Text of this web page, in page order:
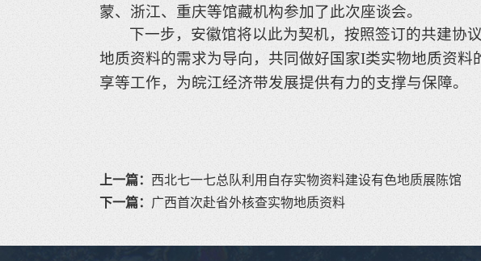
蒙、浙江、重庆等馆藏机构参加了此次座谈会。
下一步，安徽馆将以此为契机，按照签订的共建协议
地质资料的需求为导向 ，共同做好国家I类实物地质资料
享等工作，为皖江经济带发展提供有力的支撑与保障。
上一篇： 西北七一七总队利用自存实物资料建设有色地质展陈馆
下一篇： 广西首次赴省外核查实物地质资料